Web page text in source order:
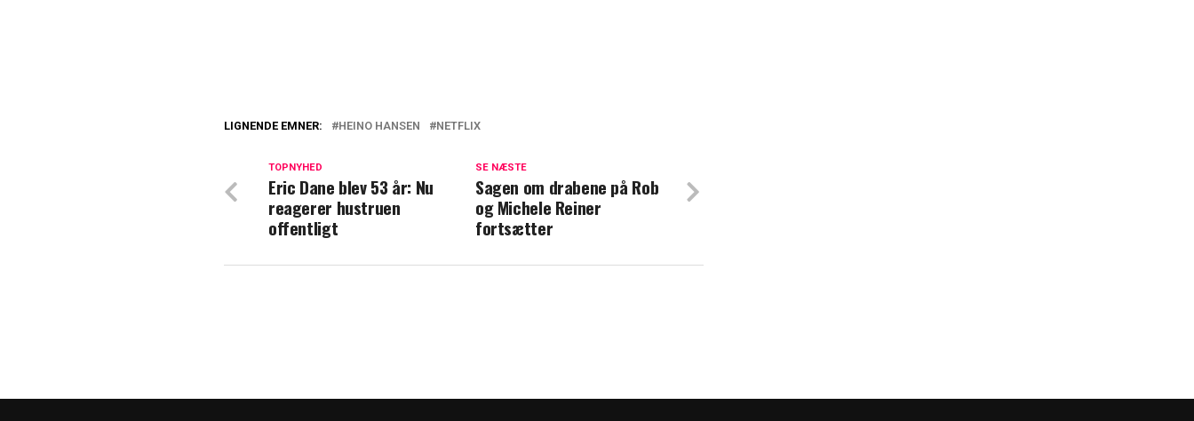
Dem har de hjulpet i 'jaget vildt'
Heino Hansen havde egentlig sagt 'ja': Derfor droppede
han 'Vild med dans'
LIGNENDE EMNER: HEINO HANSEN NETFLIX
SE NÆSTE
Sagen om drabene på Rob
og Michele Reiner
fortsætter
TOPNYHED
Eric Dane blev 53 år: Nu
reagerer hustruen
offentligt